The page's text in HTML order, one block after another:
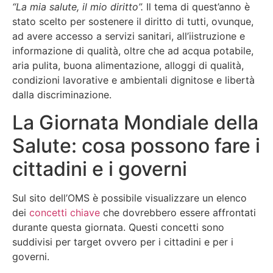
“La mia salute, il mio diritto”. Il tema di quest’anno è
stato scelto per sostenere il diritto di tutti, ovunque,
ad avere accesso a servizi sanitari, all’iistruzione e
informazione di qualità, oltre che ad acqua potabile,
aria pulita, buona alimentazione, alloggi di qualità,
condizioni lavorative e ambientali dignitose e libertà
dalla discriminazione.
La Giornata Mondiale della
Salute: cosa possono fare i
cittadini e i governi
Sul sito dell’OMS è possibile visualizzare un elenco
dei concetti chiave che dovrebbero essere affrontati
durante questa giornata. Questi concetti sono
suddivisi per target ovvero per i cittadini e per i
governi.